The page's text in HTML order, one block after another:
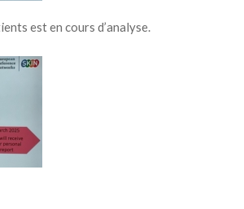
est en cours d’analyse.